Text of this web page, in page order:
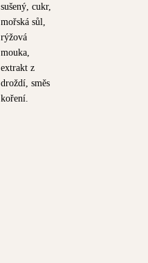
sušený, cukr,
mořská sůl,
rýžová
mouka,
extrakt z
droždí, směs
koření.